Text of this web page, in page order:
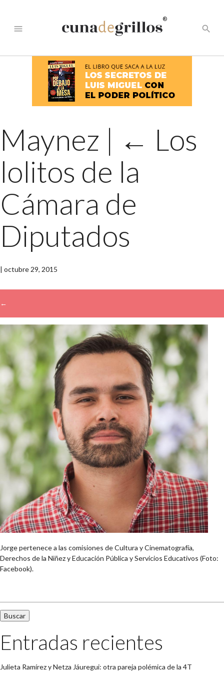
menu
®
search
Maynez | ← Los
lolitos de la
Cámara de
Diputados
| octubre 29, 2015
←
→
Jorge pertenece a las comisiones de Cultura y Cinematografía,
Derechos de la Niñez y Educación Pública y Servicios Educativos (Foto:
Facebook).
Entradas recientes
Julieta Ramírez y Netza Jáuregui: otra pareja polémica de la 4T